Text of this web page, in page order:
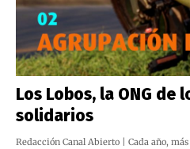
Los Lobos, la ONG de
solidarios
Redacción Canal Abierto | Cada año,